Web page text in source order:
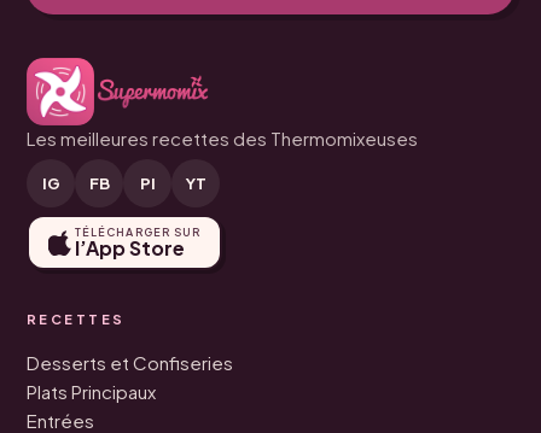
Les meilleures recettes des Thermomixeuses
IG FB PI YT
TÉLÉCHARGER SUR
l’App Store
RECETTES
Desserts et Confiseries
Plats Principaux
Entrées